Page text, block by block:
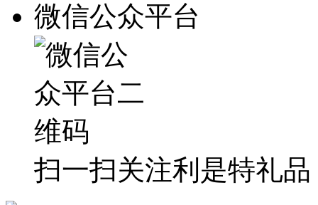
微信公众平台
扫一扫关注利是特礼品